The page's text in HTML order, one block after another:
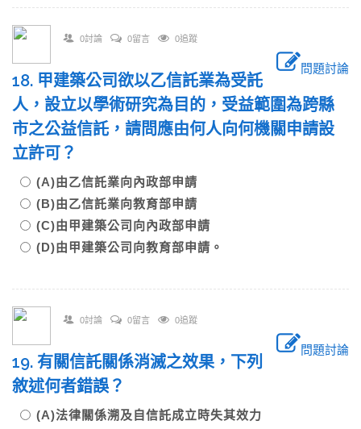
0討論 0留言 0追蹤
問題討論
18. 甲建築公司欲以乙信託業為受託
人，設立以學術研究為目的，受益範圍為跨縣
市之公益信託，請問應由何人向何機關申請設
立許可？
(A)由乙信託業向內政部申請
(B)由乙信託業向教育部申請
(C)由甲建築公司向內政部申請
(D)由甲建築公司向教育部申請。
0討論 0留言 0追蹤
問題討論
19. 有關信託關係消滅之效果，下列
敘述何者錯誤？
(A)法律關係溯及自信託成立時失其效力